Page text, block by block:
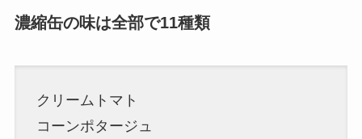
濃縮缶の味は全部で11種類
クリームトマト
コーンポタージュ